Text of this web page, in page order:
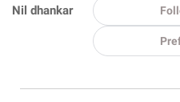
Nil dhankar